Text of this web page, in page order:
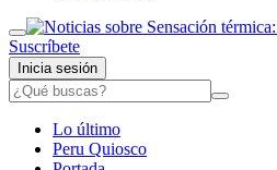
Suscríbete
Inicia sesión
Lo último
Peru Quiosco